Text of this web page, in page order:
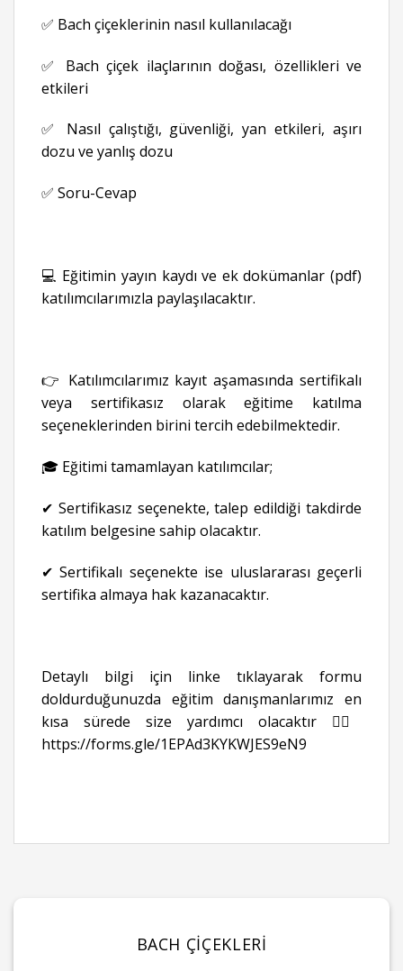
✅ Bach çiçeklerinin nasıl kullanılacağı
✅ Bach çiçek ilaçlarının doğası, özellikleri ve
etkileri
✅ Nasıl çalıştığı, güvenliği, yan etkileri, aşırı
dozu ve yanlış dozu
✅ Soru-Cevap
💻 Eğitimin yayın kaydı ve ek dokümanlar (pdf)
katılımcılarımızla paylaşılacaktır.
👉 Katılımcılarımız kayıt aşamasında sertifikalı
veya sertifikasız olarak eğitime katılma
seçeneklerinden birini tercih edebilmektedir.
🎓 Eğitimi tamamlayan katılımcılar;
✔ Sertifikasız seçenekte, talep edildiği takdirde
katılım belgesine sahip olacaktır.
✔ Sertifikalı seçenekte ise uluslararası geçerli
sertifika almaya hak kazanacaktır.
Detaylı bilgi için linke tıklayarak formu
doldurduğunuzda eğitim danışmanlarımız en
kısa sürede size yardımcı olacaktır 👉🏻
https://forms.gle/1EPAd3KYKWJES9eN9
BACH ÇIÇEKLERI